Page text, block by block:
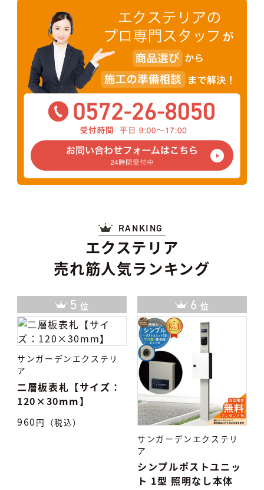
エクステリア
売れ筋人気ランキング
RANKING
6 位 7 位
サンガーデンエクステリ
ア
タイル表札 TiNa ティ
ナ